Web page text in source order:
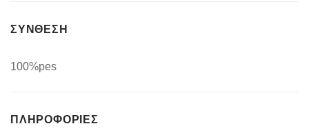
ΣΥΝΘΕΣΗ
100%pes
ΠΛΗΡΟΦΟΡΊΕΣ